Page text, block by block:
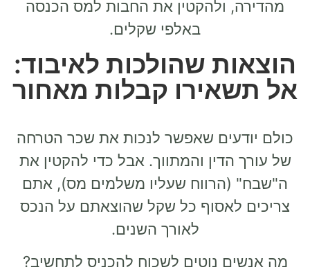
מהדירה, ולהקטין את החבות למס הכנסה
באלפי שקלים.
הוצאות שהולכות לאיבוד:
אל תשאירו קבלות מאחור
כולם יודעים שאפשר לנכות את שכר הטרחה
של עורך הדין והמתווך. אבל כדי להקטין את
ה"שבח" (הרווח שעליו משלמים מס), אתם
צריכים לאסוף כל שקל שהוצאתם על הנכס
לאורך השנים.
מה אנשים נוטים לשכוח להכניס לתחשיב?